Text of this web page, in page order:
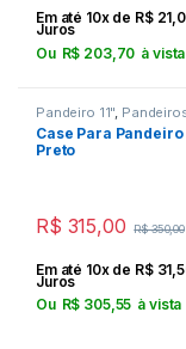
Em até 10x de R$
Juros
Ou R$ 203,70 à vista
Pandeiro 11"
Percussão
Case Para Pandeiro
Preto
R$ 315,00 R$350,00
Em até 10x de R$
Juros
Ou R$ 305,55 à vista